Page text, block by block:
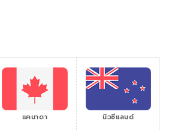
แคนาดา นิวซีแลนด์